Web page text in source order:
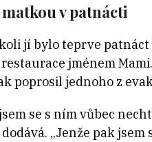
v patnácti
jí bylo teprve
jménem
poprosil jednoho z
se s ním vůbec
dodává. „Jenže pak